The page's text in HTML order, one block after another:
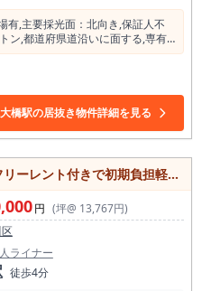
有,主要採光⾯：北向き,保証⼈不
ン,都道府県道沿いに⾯する,専有
ー
橋駅の居抜き物件詳細を見る
【荒川区・熊野前駅徒歩4分】フリーレント付きで初期負担軽減！15坪の飲食可能物件
円 (坪@ 13,767円)
ライナー
徒歩4分